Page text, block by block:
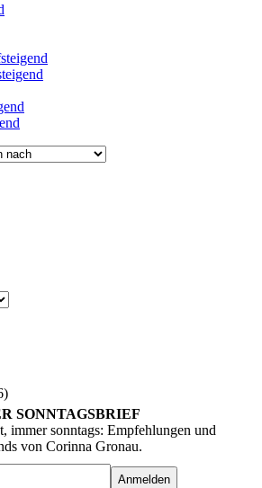
)
SONNTAGSBRIEF
immer sonntags: Empfehlungen und
von Corinna Gronau.
Anmelden